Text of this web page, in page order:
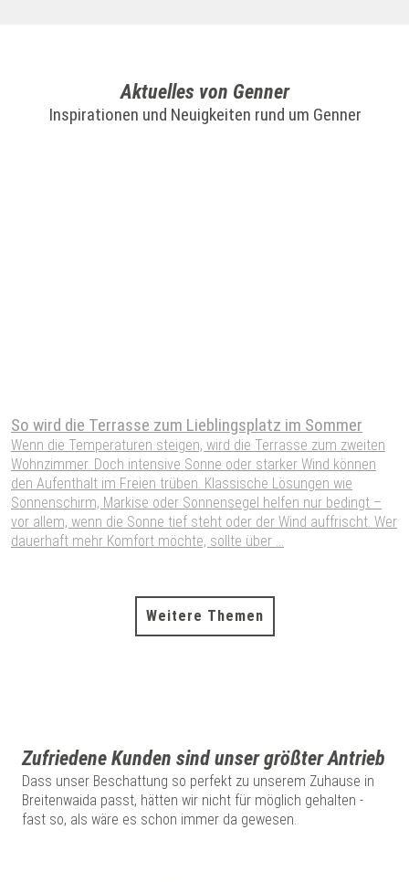
Aktuelles von Genner
Inspirationen und Neuigkeiten rund um Genner
So wird die Terrasse zum Lieblingsplatz im Sommer
Wenn die Temperaturen steigen, wird die Terrasse zum zweiten
Wohnzimmer. Doch intensive Sonne oder starker Wind können
den Aufenthalt im Freien trüben. Klassische Lösungen wie
Sonnenschirm, Markise oder Sonnensegel helfen nur bedingt –
vor allem, wenn die Sonne tief steht oder der Wind auffrischt. Wer
dauerhaft mehr Komfort möchte, sollte über ...
Weitere Themen
Zufriedene Kunden sind unser größter Antrieb
Dass unser Beschattung so perfekt zu unserem Zuhause in
Breitenwaida passt, hätten wir nicht für möglich gehalten -
fast so, als wäre es schon immer da gewesen.